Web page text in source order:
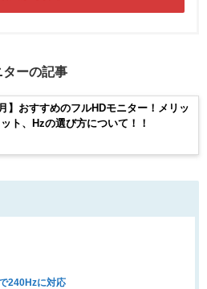
ターの記事
】おすすめのフルHDモニター！メリッ
ット、Hzの選び方について！！
240Hzに対応